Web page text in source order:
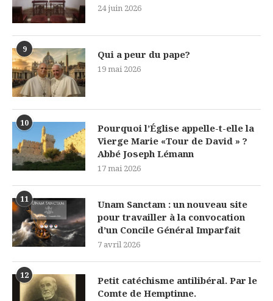
24 juin 2026
9 Qui a peur du pape?
19 mai 2026
10
Pourquoi l’Église appelle-t-elle la
Vierge Marie «Tour de David » ?
Abbé Joseph Lémann
17 mai 2026
11
Unam Sanctam : un nouveau site
pour travailler à la convocation
d’un Concile Général Imparfait
7 avril 2026
12
Petit catéchisme antilibéral. Par le
Comte de Hemptinne.